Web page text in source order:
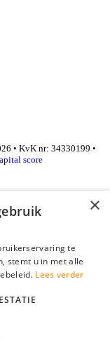
• KvK nr: 34330199 •
score
×
te
stemt u in met alle
Lees verder